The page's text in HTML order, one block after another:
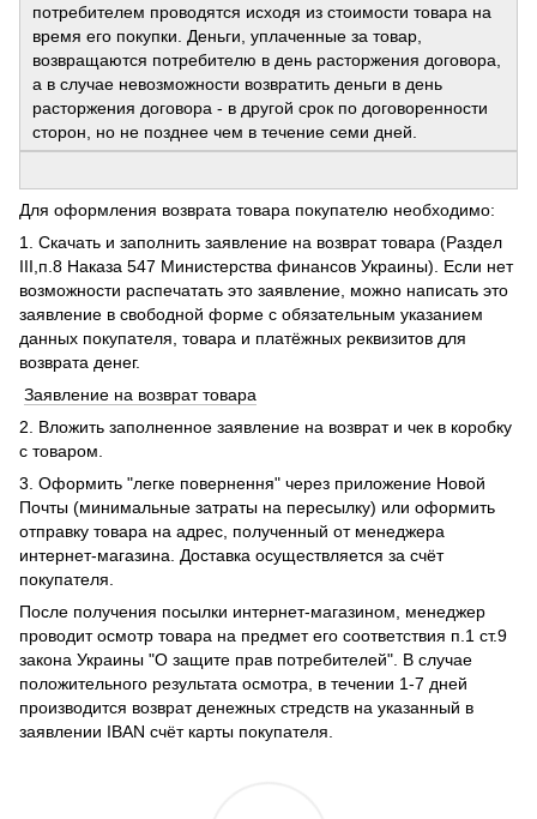
потребителем проводятся исходя из стоимости товара на
время его покупки. Деньги, уплаченные за товар,
возвращаются потребителю в день расторжения договора,
а в случае невозможности возвратить деньги в день
расторжения договора - в другой срок по договоренности
сторон, но не позднее чем в течение семи дней.
Для оформления возврата товара покупателю необходимо:
1. Скачать и заполнить заявление на возврат товара (Раздел
ІІІ,п.8 Наказа 547 Министерства финансов Украины). Если нет
возможности распечатать это заявление, можно написать это
заявление в свободной форме с обязательным указанием
данных покупателя, товара и платёжных реквизитов для
возврата денег.
Заявление на возврат товара
2. Вложить заполненное заявление на возврат и чек в коробку
с товаром.
3. Оформить "легке повернення" через приложение Новой
Почты (минимальные затраты на пересылку) или оформить
отправку товара на адрес, полученный от менеджера
интернет-магазина. Доставка осуществляется за счёт
покупателя.
После получения посылки интернет-магазином, менеджер
проводит осмотр товара на предмет его соответствия п.1 ст.9
закона Украины "О защите прав потребителей". В случае
положительного результата осмотра, в течении 1-7 дней
производится возврат денежных стредств на указанный в
заявлении IBAN счёт карты покупателя.